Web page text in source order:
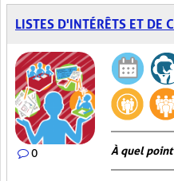
LISTES D'INTÉRÊTS ET DE
0 À quel